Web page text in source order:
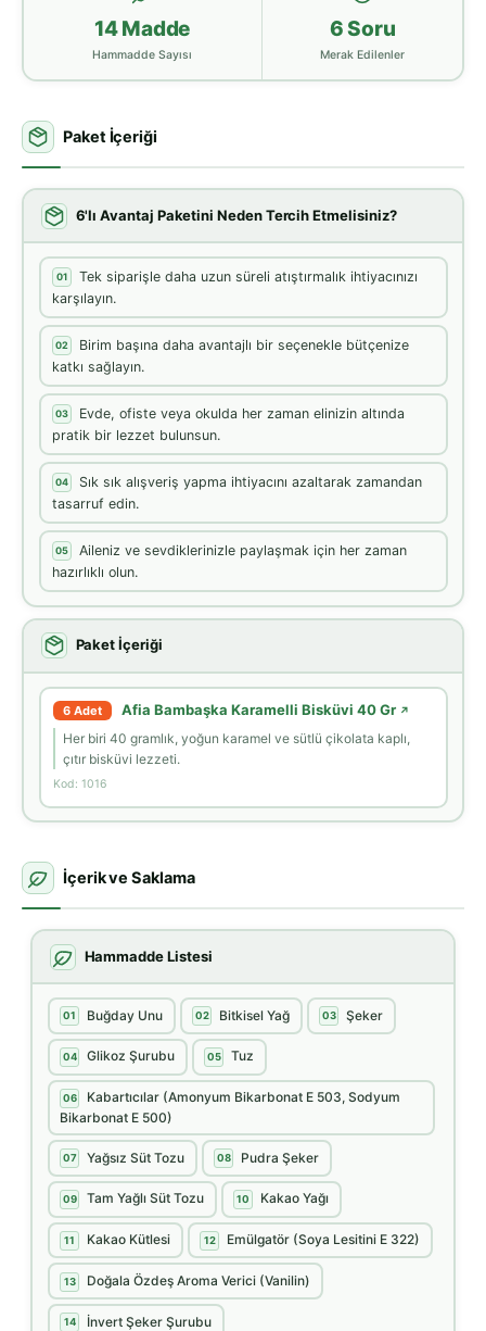
14 Madde
Hammadde Sayısı
6 Soru
Merak Edilenler
Paket İçeriği
6'lı Avantaj Paketini Neden Tercih Etmelisiniz?
01
Tek siparişle daha uzun süreli atıştırmalık ihtiyacınızı
karşılayın.
02
Birim başına daha avantajlı bir seçenekle bütçenize
katkı sağlayın.
03
Evde, ofiste veya okulda her zaman elinizin altında
pratik bir lezzet bulunsun.
04
Sık sık alışveriş yapma ihtiyacını azaltarak zamandan
tasarruf edin.
05
Aileniz ve sevdiklerinizle paylaşmak için her zaman
hazırlıklı olun.
Paket İçeriği
6 Adet Afia Bambaşka Karamelli Bisküvi 40 Gr ↗
Her biri 40 gramlık, yoğun karamel ve sütlü çikolata kaplı,
çıtır bisküvi lezzeti.
Kod: 1016
İçerik ve Saklama
Hammadde Listesi
01 Buğday Unu 02 Bitkisel Yağ 03 Şeker
04 Glikoz Şurubu 05 Tuz
06
Kabartıcılar (Amonyum Bikarbonat E 503, Sodyum
Bikarbonat E 500)
07 Yağsız Süt Tozu 08 Pudra Şeker
09 Tam Yağlı Süt Tozu 10 Kakao Yağı
11 Kakao Kütlesi 12 Emülgatör (Soya Lesitini E 322)
13 Doğala Özdeş Aroma Verici (Vanilin)
14 İnvert Şeker Şurubu